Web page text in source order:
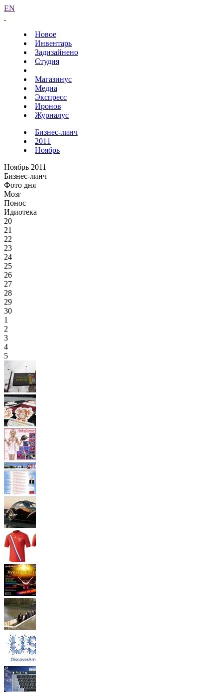
EN
Новое
Инвентарь
Задизайнено
Студия
Магазинус
Медиа
Экспресс
Иронов
Журналус
Бизнес-линч
2011
Ноябрь
Ноябрь 2011
Бизнес-линч
Фото дня
Мозг
Понос
Идиотека
20
21
22
23
24
25
26
27
28
29
30
1
2
3
4
5